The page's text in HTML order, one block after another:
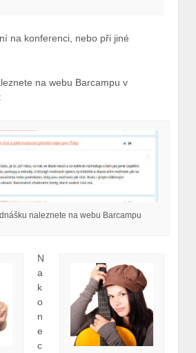
na konferenci, nebo při jiné
na webu Barcampu v
naleznete na webu Barcampu
N
a
k
o
n
e
c